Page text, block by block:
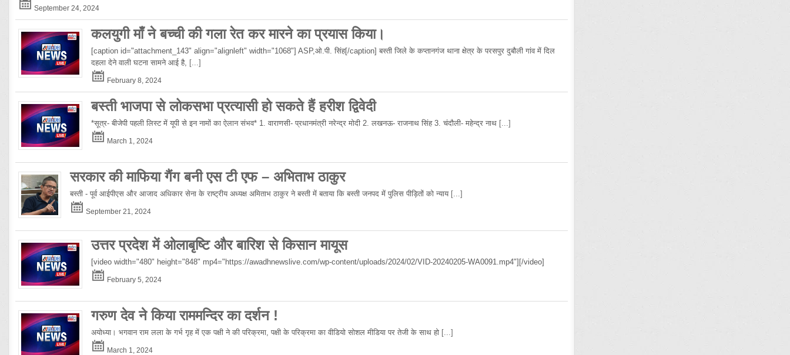
September 24, 2024
कलयुगी माँ ने बच्ची की गला रेत कर मारने का प्रयास किया।
[caption id="attachment_143" align="alignleft" width="1068"] ASP,ओ.पी. सिंह[/caption] बस्ती जिले के कप्तानगंज थाना क्षेत्र के परसपुर दुबौली गांव में दिल
दहला देने वाली घटना सामने आई है, [...]
February 8, 2024
बस्ती भाजपा से लोकसभा प्रत्यासी हो सकते हैं हरीश द्विवेदी
*सूत्र- बीजेपी पहली लिस्ट में यूपी से इन नामों का ऐलान संभव* 1. वाराणसी- प्रधानमंत्री नरेन्द्र मोदी 2. लखनऊ- राजनाथ सिंह 3. चंदौली- महेन्द्र नाथ [...]
March 1, 2024
सरकार की माफिया गैंग बनी एस टी एफ – अभिताभ ठाकुर
बस्ती - पूर्व आईपीएस और आजाद अधिकार सेना के राष्ट्रीय अध्यक्ष अमिताभ ठाकुर ने बस्ती में बताया कि बस्ती जनपद में पुलिस पीड़ितों को न्याय [...]
September 21, 2024
उत्तर प्रदेश में ओलाबृष्टि और बारिश से किसान मायूस
[video width="480" height="848" mp4="https://awadhnewslive.com/wp-content/uploads/2024/02/VID-20240205-WA0091.mp4"][/video]
February 5, 2024
गरुण देव ने किया राममन्दिर का दर्शन !
अयोध्या। भगवान राम लला के गर्भ गृह में एक पक्षी ने की परिक्रमा, पक्षी के परिक्रमा का वीडियो सोशल मीडिया पर तेजी के साथ हो [...]
March 1, 2024